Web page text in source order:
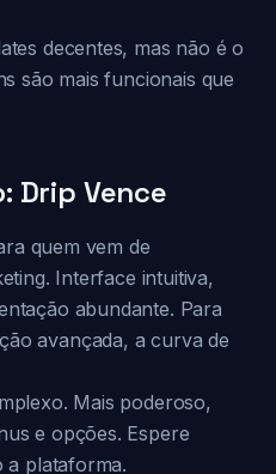
decentes, mas não é o
são mais funcionais que
Drip Vence
quem vem de
Interface intuitiva,
abundante. Para
avançada, a curva de
Mais poderoso,
e opções. Espere
a plataforma.